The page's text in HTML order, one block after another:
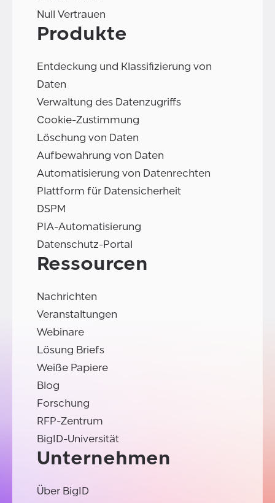
Null Vertrauen
Produkte
Entdeckung und Klassifizierung von
Daten
Verwaltung des Datenzugriffs
Cookie-Zustimmung
Löschung von Daten
Aufbewahrung von Daten
Automatisierung von Datenrechten
Plattform für Datensicherheit
DSPM
PIA-Automatisierung
Datenschutz-Portal
Ressourcen
Nachrichten
Veranstaltungen
Webinare
Lösung Briefs
Weiße Papiere
Blog
Forschung
RFP-Zentrum
BigID-Universität
Unternehmen
Über BigID